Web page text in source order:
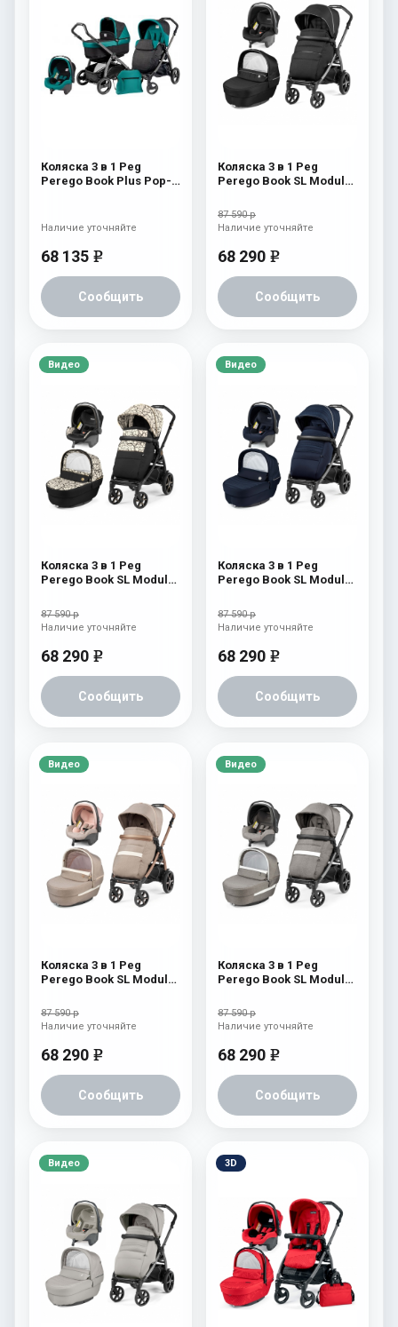
Коляска 3 в 1 Peg
Perego Book Plus Pop-
Pop-Up Completo)
68 135 e
Сообщить
Наличие уточняйте
Коляска 3 в 1 Peg
Perego Book SL Modular
87 590 р
68 290 e
Сообщить
Наличие уточняйте
Видео
Коляска 3 в 1 Peg
Perego Book SL Modular
87 590 р
68 290 e
Сообщить
Наличие уточняйте
Видео
Коляска 3 в 1 Peg
Perego Book SL Modular
87 590 р
68 290 e
Сообщить
Наличие уточняйте
Видео
Коляска 3 в 1 Peg
Perego Book SL Modular
87 590 р
68 290 e
Сообщить
Наличие уточняйте
Видео
Коляска 3 в 1 Peg
Perego Book SL Modular
87 590 р
68 290 e
Сообщить
Наличие уточняйте
Видео 3D